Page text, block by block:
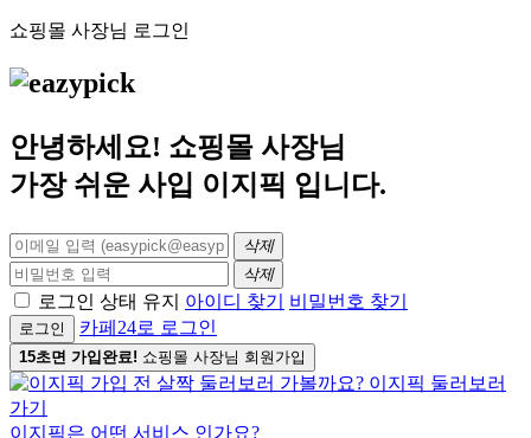
쇼핑몰 사장님 로그인
안녕하세요! 쇼핑몰 사장님
가장 쉬운 사입 이지픽 입니다.
삭제
삭제
로그인 상태 유지 아이디 찾기 비밀번호 찾기
로그인 카페24로 로그인
15초면 가입완료! 쇼핑몰 사장님 회원가입
이지픽은 어떤 서비스 인가요?